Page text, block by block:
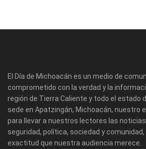
El Día de Michoacán es un medio de
comprometido con la verdad y la
región de Tierra Caliente y todo el estado
sede en Apatzingán, Michoacán, nuestro
para llevar a nuestros lectores las
seguridad, política, sociedad y
exactitud que nuestra audiencia merece.